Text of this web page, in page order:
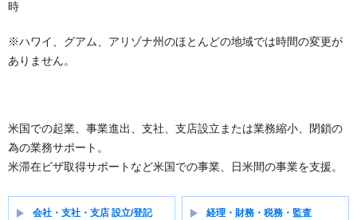
時
※ハワイ、グアム、アリゾナ州のほとんどの地域では時間の変更が
ありません。
米国での起業、事業進出、支社、支店設立または業務縮小、閉鎖の
為の業務サポート。
米滞在ビザ取得サポートなど米国での事業、日米間の事業を支援。
会社・支社・支店 設立/登記 経理・財務・税務・監査